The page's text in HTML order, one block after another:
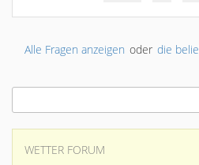
Alle Fragen anzeigen oder die
WETTER FORUM